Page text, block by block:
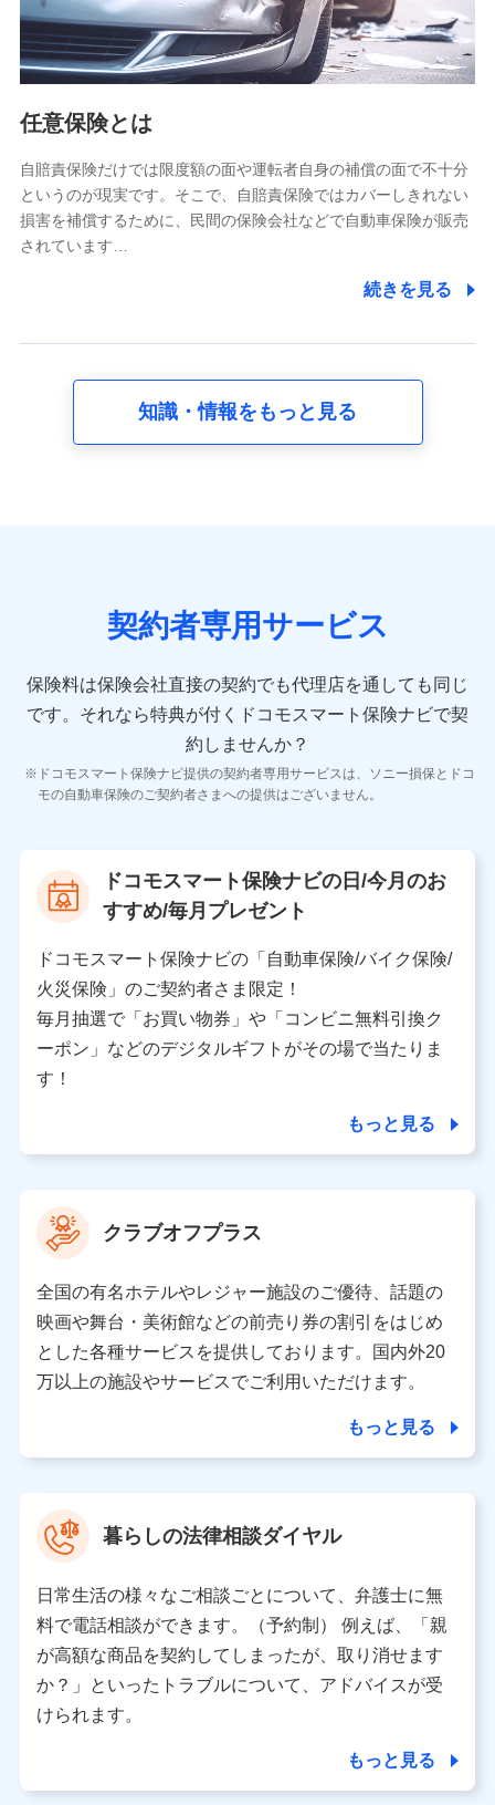
属性、連絡先、dポイントサービスのご利用に関する情
報。例として、dポイントカード番号、性別、年齢、家族
構成、住所、dポイント残高、dポイント利用履歴などが
含まれます。
当社又は株式会社NTTドコモが提供する各種サービスな
又は株式会社NTTドコモが提供する各種サービスのご契
約状態・ご利用履歴インターネット利用時の行動に関す
る情報、アプリケーション利用時の行動に関する情報、
購入されたサービスや商品の名称・購入場所・決済に関
する情報、アンケートの回答に関する情報などが含まれ
の内容、保険料、保険料のお支払方法、車のメーカーや
走行距離などの情報、建物の構造や築年数などの情報、
険契約に関する情報。例として、保険契約者及び被保険
者の氏名、住所、生年月日、性別、保険契約者と被保険
報、建物の構造や築年数などの情報、ペットの種類や年
齢などの情報などが含まれます。
【共同して利用する者の範囲】
当社
当社又は株式会社NTTドコモが提供する保険関連サービ
スにおけるユーザ登録受付および管理のため
を受けている保険会社・提携会社の保険その他に関する
情報を提供するため、また維持管理等の委託業務遂行の
ため、またそれらに付帯、関連する当社、株式会社NTT
ドコモおよび提携会社のサービスを案内、提供するため
（各サービスで取得したサービス利用履歴、ウェブサイ
トの閲覧履歴、購買履歴、ご契約内容等のパーソナルデ
ータを分析して、お客さまの趣味・嗜好・傾向に応じた
上記に係る案内・手続き・管理等付帯業務を行うため
【当該個人データの管理について責任を有する者の名称・住
所・代表者名】
当該個人データを取り扱う各共同利用者（詳細は次のとお
り）
東京都千代田区永田町2丁目11番1号 山王パークタワー
株式会社NTTドコモ 代表取締役社長 前田 義晃
東京都中央区日本橋人形町2-14-10 アーバンネット日本橋
ビル 3F
※ 当社および株式会社NTTドコモは、お客さまの情報を利
データ憲章」に定める行動原則を順守します 。
※ パーソナルデータダッシュボードの「第三者提供の管
理」の設定状態にかかわらず、共同利用する場合がありま
※ dポイントクラブ会員ではないお客さま（2019年12月11
日以降、一度もdポイントクラブ会員であったことがないお
個人データは、こちら の利用目的の範囲内に限って共同利
用します。
任意保険とは
自賠責保険だけでは限度額の面や運転者自身の補償の面で不十分
というのが現実です。そこで、自賠責保険ではカバーしきれない
損害を補償するために、民間の保険会社などで自動車保険が販売
されています…
続きを見る
知識・情報をもっと見る
契約者専用サービス
保険料は保険会社直接の契約でも代理店を通しても同じ
です。 それなら特典が付くドコモスマート保険ナビで契
約しませんか？
ドコモスマート保険ナビ提供の契約者専用サービスは、ソニー損保とドコ
モの自動車保険のご契約者さまへの提供はございません。
ドコモスマート保険ナビの日/今月のお
すすめ/毎月プレゼント
ドコモスマート保険ナビの「自動車保険/バイク保険/
火災保険」のご契約者さま限定！
毎月抽選で「お買い物券」や「コンビニ無料引換ク
ーポン」などのデジタルギフトがその場で当たりま
す！
もっと見る
クラブオフプラス
全国の有名ホテルやレジャー施設のご優待、話題の
映画や舞台・美術館などの前売り券の割引をはじめ
とした各種サービスを提供しております。国内外20
万以上の施設やサービスでご利用いただけます。
もっと見る
暮らしの法律相談ダイヤル
日常生活の様々なご相談ごとについて、弁護士に無
料で電話相談ができます。（予約制） 例えば、「親
が高額な商品を契約してしまったが、取り消せます
か？」といったトラブルについて、アドバイスが受
けられます。
もっと見る